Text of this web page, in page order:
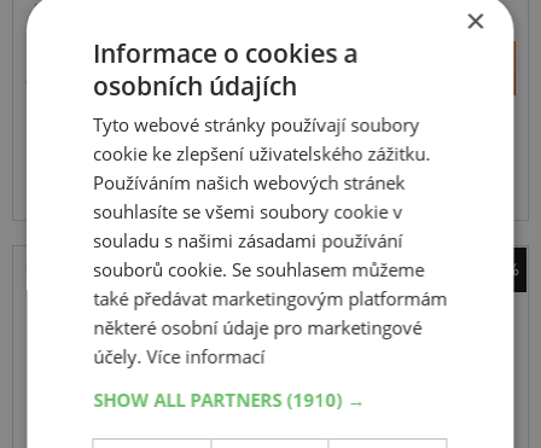
4 230 Kč
Expedujeme do 5 dnů
Na prodejně v Opavě do 5 dnů.
Centrální sklad 12 ks.
-41%
Bridgestone
Duravis Van Winter
109H
C,Enliten
×
Informace o cookies a
osobních údajích
Tyto webové stránky používají soubory
cookie ke zlepšení uživatelského zážitku.
Používáním našich webových stránek
souhlasíte se všemi soubory cookie v
souladu s našimi zásadami používání
souborů cookie. Se souhlasem můžeme
také předávat marketingovým platformám
některé osobní údaje pro marketingové
účely.Více informací
SHOW ALL PARTNERS(1910) →